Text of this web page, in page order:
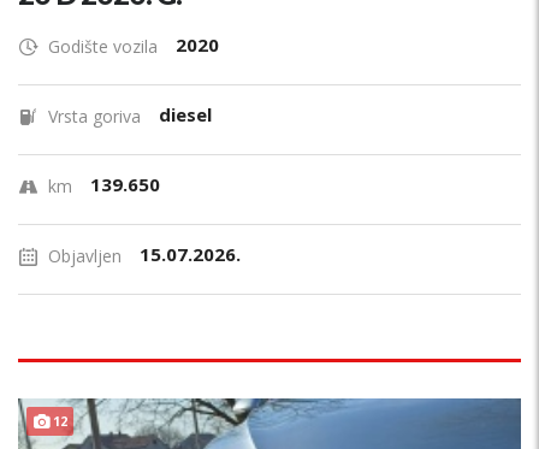
Godište vozila 2020
Vrsta goriva diesel
km 139.650
Objavljen 15.07.2026.
12